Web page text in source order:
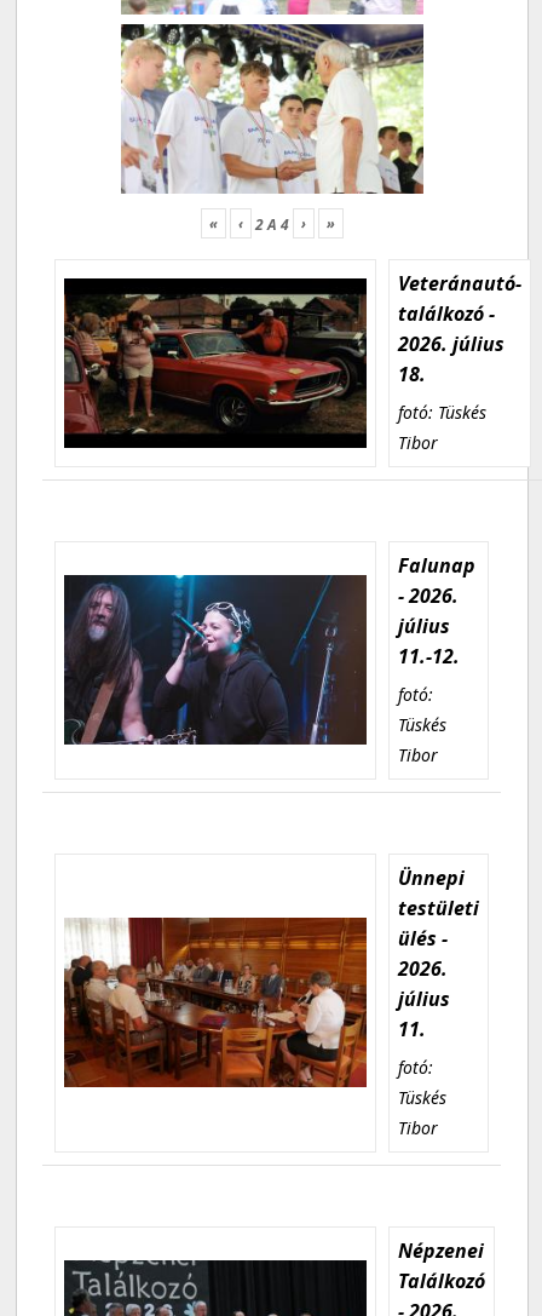
« ‹ 2A 4 › »
Veteránautó-
találkozó -
2026. július
18.
fotó: Tüskés
Tibor
Falunap
- 2026.
július
11.-12.
fotó:
Tüskés
Tibor
Ünnepi
testületi
ülés -
2026.
július
11.
fotó:
Tüskés
Tibor
Népzenei
Találkozó